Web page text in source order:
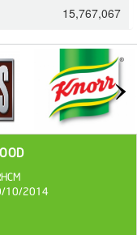
BIÊN HÒA 1KG
Khê bao 50kg
VND
PET Hũ 450g
15,767,067
10/2014